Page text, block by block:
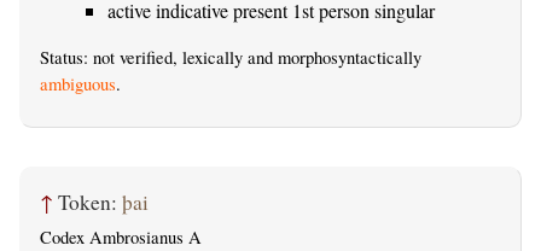
active indicative present 1st person singular
Status: not verified, lexically and morphosyntactically
ambiguous.
↑ Token: þai
Codex Ambrosianus A